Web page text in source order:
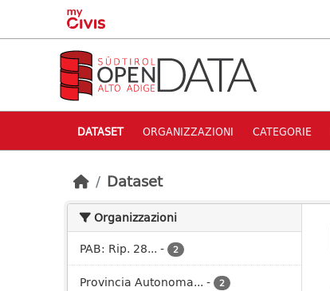
Skip to main content
DATASET ORGANIZZAZIONI CATEGORIE
Dataset
Organizzazioni
PAB: Rip. 28... - 2
Provincia Autonoma... - 2